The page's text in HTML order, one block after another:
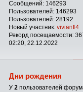
Сообщений: 146293
Пользователей: 146293
Пользователей: 28192
Новый участник: vivianfl4
Рекорд посещаемости:
02:20, 22.12.2022
Дни рождения
У 2 пользователей